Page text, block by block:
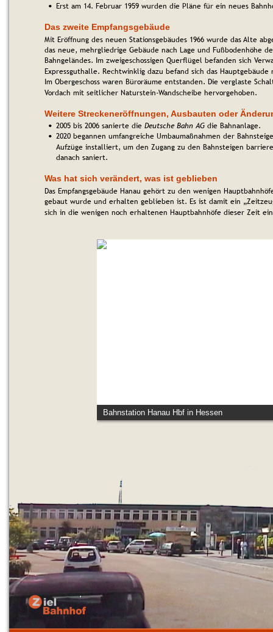
• Erst am 14. Februar 1959 wurden die Pläne für ein neues
Das zweite Empfangsgebäude
Mit Eröffnung des neuen Stationsgebäudes 1966 wurde das Alte
das neue, mehrgliedrige Gebäude nach Lage und Fußbodenhöhe
Bahngeländes. Im zweigeschossigen Querflügel befanden sich
Expressguthalle. Rechtwinklig dazu befand sich das
Im Obergeschoss waren Büroräume entstanden. Die verglaste
Vordach mit seitlicher Naturstein-Wandscheibe hervorgehoben.
Weitere Streckeneröffnungen, Ausbauten oder
• 2005 bis 2006 sanierte die Deutsche Bahn AG die Bahnanlage.
• 2020 begannen umfangreiche Umbaumaßnahmen der
Aufzüge installiert, um den Zugang zu den Bahnsteigen
danach saniert.
Was hat sich verändert, was ist geblieben
Das Empfangsgebäude Hanau gehört zu den wenigen
gebaut wurde und erhalten geblieben ist. Es ist damit ein
sich in die wenigen noch erhaltenen Hauptbahnhöfe dieser Zeit
Bahnstation Hanau Hbf in Hessen